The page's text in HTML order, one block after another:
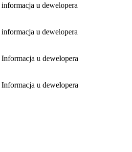
informacja u dewelopera
informacja u dewelopera
Informacja u dewelopera
Informacja u dewelopera